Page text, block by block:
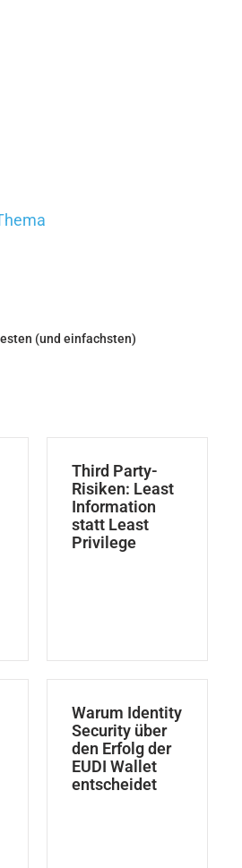
(und einfachsten)
Third Party-
Risiken: Least
Information
statt Least
Privilege
Warum Identity
Security über
den Erfolg der
EUDI Wallet
entscheidet